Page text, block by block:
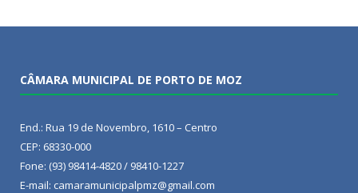
CÂMARA MUNICIPAL DE PORTO DE MOZ
End.: Rua 19 de Novembro, 1610 – Centro
CEP: 68330-000
Fone: (93) 98414-4820 / 98410-1227
E-mail: camaramunicipalpmz@gmail.com